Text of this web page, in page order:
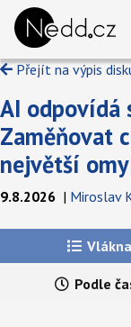
Přejít na výpis
AI odpovídá
Zaměňovat
největší
9.8.2026 | Miroslav
Vlákna
Podle